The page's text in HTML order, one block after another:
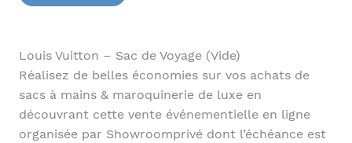
Louis Vuitton – Sac de Voyage (Vide)
Réalisez de belles économies sur vos achats de
sacs à mains & maroquinerie de luxe en
découvrant cette vente événementielle en ligne
organisée par Showroomprivé dont l’échéance est